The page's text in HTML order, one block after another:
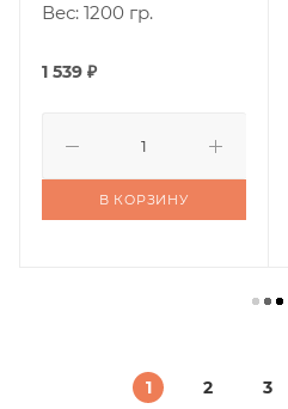
Вес: 1200 гр.
1 539 ₽
В КОРЗИНУ
1 2 3